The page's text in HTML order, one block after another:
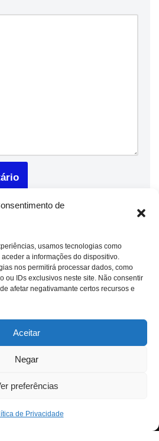
de
usamos tecnologias como
a informações do dispositivo.
nos permitirá processar dados, como
ou IDs exclusivos neste site. Não consentir
afetar negativamante certos recursos e
Aceitar
Negar
preferências
de Privacidade
comWordPress